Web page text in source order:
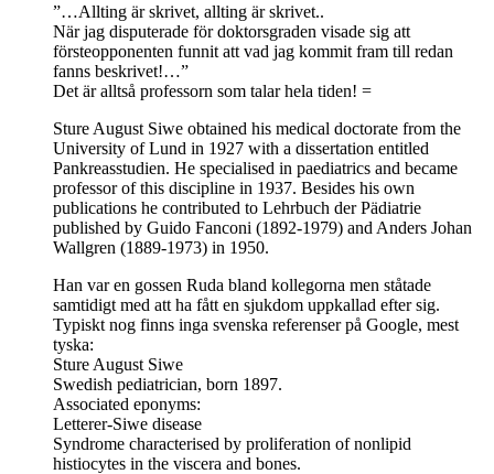
”…Allting är skrivet, allting är skrivet..
När jag disputerade för doktorsgraden visade sig att
försteopponenten funnit att vad jag kommit fram till redan
fanns beskrivet!…”
Det är alltså professorn som talar hela tiden! =
Sture August Siwe obtained his medical doctorate from the
University of Lund in 1927 with a dissertation entitled
Pankreasstudien. He specialised in paediatrics and became
professor of this discipline in 1937. Besides his own
publications he contributed to Lehrbuch der Pädiatrie
published by Guido Fanconi (1892-1979) and Anders Johan
Wallgren (1889-1973) in 1950.
Han var en gossen Ruda bland kollegorna men ståtade
samtidigt med att ha fått en sjukdom uppkallad efter sig.
Typiskt nog finns inga svenska referenser på Google, mest
tyska:
Sture August Siwe
Swedish pediatrician, born 1897.
Associated eponyms:
Letterer-Siwe disease
Syndrome characterised by proliferation of nonlipid
histiocytes in the viscera and bones.